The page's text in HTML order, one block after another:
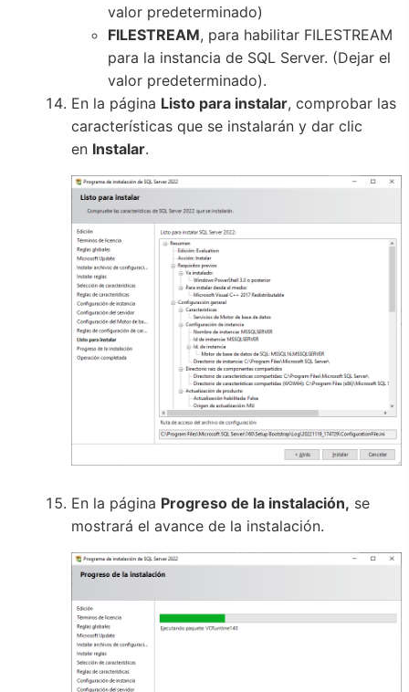
valor predeterminado)
FILESTREAM, para habilitar FILESTREAM
para la instancia de SQL Server. (Dejar el
valor predeterminado).
En la página Listo para instalar, comprobar las
características que se instalarán y dar clic
en Instalar.
En la página Progreso de la instalación, se
mostrará el avance de la instalación.